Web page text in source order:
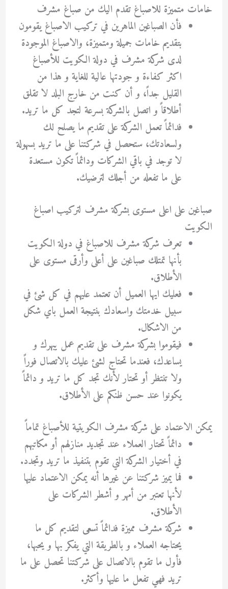
خامات متميزة للاصباغ تقدم اليك من صباغ مشرف
فأن الصباغين الماهرين في تركيب الاصباغ يقومون
بتقديم خامات جميلة ومتميزة، والاصباغ الموجودة
لدى شركة مشرف في دولة الكويت للأصباغ
اكثر كفاءة و جودتها عالية للغاية و هذا من
القليل جداً، و أن كنت من خارج البلد لا تقلق
أطلاقاً و اتصل بالشركة بسرعة لتجد كل ما تريد.
فدائماً تعمل الشركة على تقديم ما يصلح لك
ولسعادتك، ستحصل في شركتنا على ما تريد بسهولة
لا توجد في باقي الشركات ودائماً تكون مستعدة
على ما تفعله من أجلك لترضيك.
صباغين على اعلى مستوى بشركة مشرف لتركيب اصباغ
الكويت
تعرف شركة مشرف للاصباغ في دولة الكويت
بأنها تمتلك صباغين على أعلى وأرقى مستوى على
الأطلاق.
فعليك ايها العميل أن تعتمد عليهم في كل شئ في
سبيل خدمتك واسعادك بنتيجة العمل باي شكل
من الاشكال.
فيقوموا بشركة مشرف على تقديم عمل يبهرك و
يساعدك، فعندما تحتاج لشئ عليك بالاتصال فوراً
ولا تنتظر أو تحتار لأنك تجد كل ما تريد و دائماً
يكونوا عند حسن ظنكم على الأطلاق.
يمكن الاعتماد على شركة مشرف الكويتية للأصباغ تماماً
دائماً تحتار العملاء عند تجديد منازلهم أو مكاتبهم
في أختيار الشركة التي تقوم بتنفيذ ما تريد وتجدد.
فما يميز شركتنا عن غيرها أنه يمكن الاعتماد عليها
لأنها تعتبر من أمهر و أشطر الشركات على
الأطلاق.
شركة مشرف مميزة فدائماً تسعى لتقديم كل ما
يحتاجه العملاء و بالطريقة التي يفكر بها و يحبها،
فأول ما تقوم بالاتصال على شركتنا تحصل على ما
تريد فهي تفعل ما عليها وأكثر.